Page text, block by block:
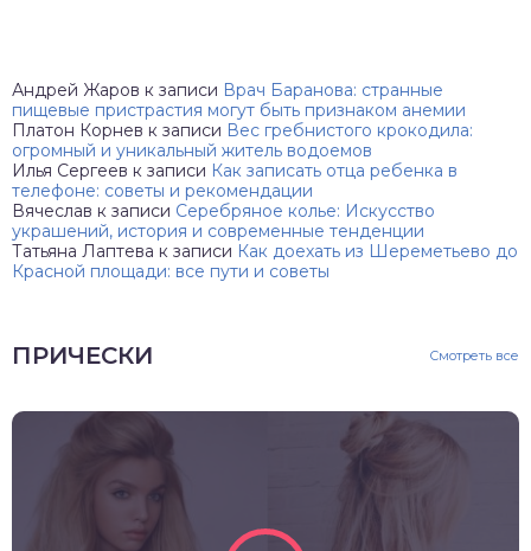
Андрей Жаров к записи Врач Баранова: странные
пищевые пристрастия могут быть признаком анемии
Платон Корнев к записи Вес гребнистого крокодила:
огромный и уникальный житель водоемов
Илья Сергеев к записи Как записать отца ребенка в
телефоне: советы и рекомендации
Вячеслав к записи Серебряное колье: Искусство
украшений, история и современные тенденции
Татьяна Лаптева к записи Как доехать из Шереметьево до
Красной площади: все пути и советы
ПРИЧЕСКИ Смотреть все